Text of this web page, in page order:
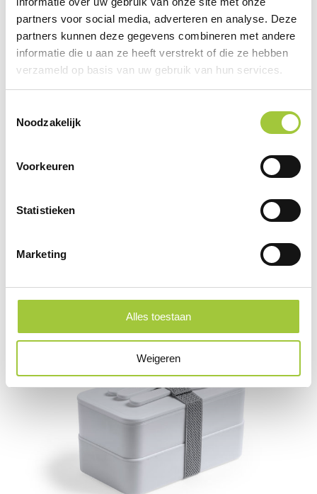
partners voor social media, adverteren en analyse. Deze
partners kunnen deze gegevens combineren met andere
informatie die u aan ze heeft verstrekt of die ze hebben
verzameld op basis van uw gebruik van hun services.
Noodzakelijk
Voorkeuren
Statistieken
Marketing
Alles toestaan
Weigeren
Specificaties
Indien de staffels niet aanwezig zijn moet je
×
Draai uw mobiel voor de Prijs informatie